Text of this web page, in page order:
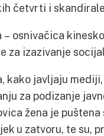
četvrti i
– osnivačica
za izazivanje
kako javljaju
za podizanje
žena je
u zatvoru, te su,